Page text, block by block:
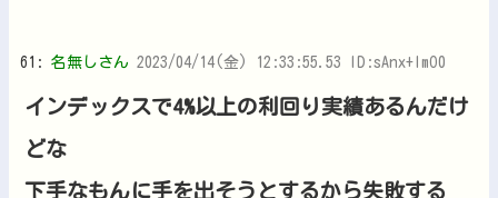
61: 名無しさん 2023/04/14(金) 12:33:55.53 ID:sAnx+ImO0
インデックスで4%以上の利回り実績あるんだけ
どな
下手なもんに手を出そうとするから失敗する